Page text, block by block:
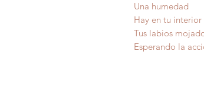
Una humedad
Hay en tu interior
Tus